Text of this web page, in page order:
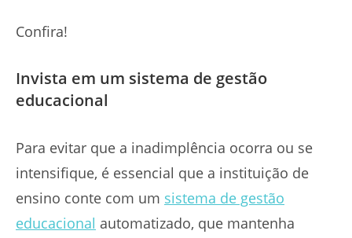
Confira!
Invista em um sistema de gestão
educacional
Para evitar que a inadimplência ocorra ou se
intensifique, é essencial que a instituição de
ensino conte com um sistema de gestão
educacional automatizado, que mantenha